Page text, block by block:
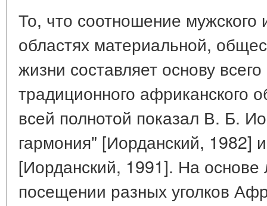
То, что соотношение мужского
областях материальной,
жизни составляет основу
традиционного африканского
всей полнотой показал В. Б.
гармония" [Иорданский, 1982]
[Иорданский, 1991]. На основе
посещении разных уголков